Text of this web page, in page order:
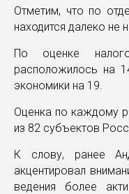
Отметим, что по
находится далеко не
По оценке
расположилось на
экономики на 19.
Оценка по каждому
из 82 субъектов
К слову, ранее
акцентировал
ведения более